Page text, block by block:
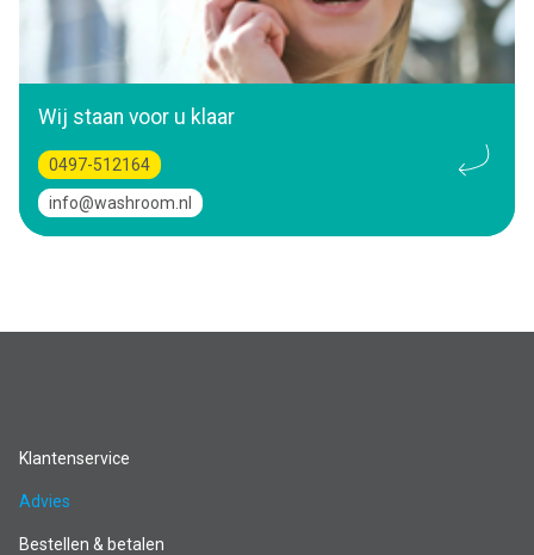
Wij staan voor u klaar
0497-512164
info@washroom.nl
Klantenservice
Advies
Bestellen & betalen